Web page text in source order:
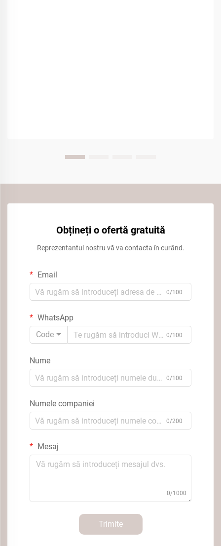
Obțineți o ofertă gratuită
Reprezentantul nostru vă va contacta în curând.
Email
0/100
WhatsApp
Code
0/100
Nume
0/100
Numele companiei
0/200
Mesaj
0/1000
Trimite